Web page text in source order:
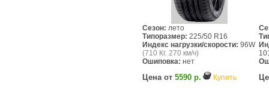
Сезон: лето
Типоразмер: 225/50 R16
Индекс нагрузки/скорости: 96W
(710 Кг. 270 км/ч)
Ошиповка: нет
Цена от 5590 р. Купить